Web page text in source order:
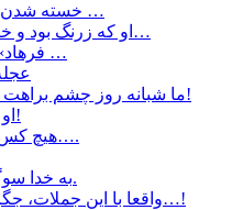
خسته شدن از ظلم به تنهایی کافی نیست …
او که زرنگ بود و خندیده بود، کلی چیز گیرش آمد…
«فرهاد»های کینه پَرَستِ پُر از فریب …
ما شبانه روز چشم براهت بودیم! چرا دیر پیش ما آمدی؟!
او حاضر است ولی ظاهر نیست!
هیچ کس به من نگفت: رمــز وصال را….
به خدا سوگند تمام علم کتاب نزد ماست.
واقعا با این جملات، جگرم سوخت…. آه از یاران… آه…!